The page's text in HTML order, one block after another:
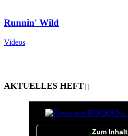
Runnin' Wild
Videos
AKTUELLES HEFT
Zum Inhalt